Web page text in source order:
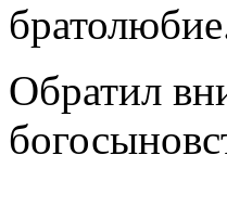
Обратил